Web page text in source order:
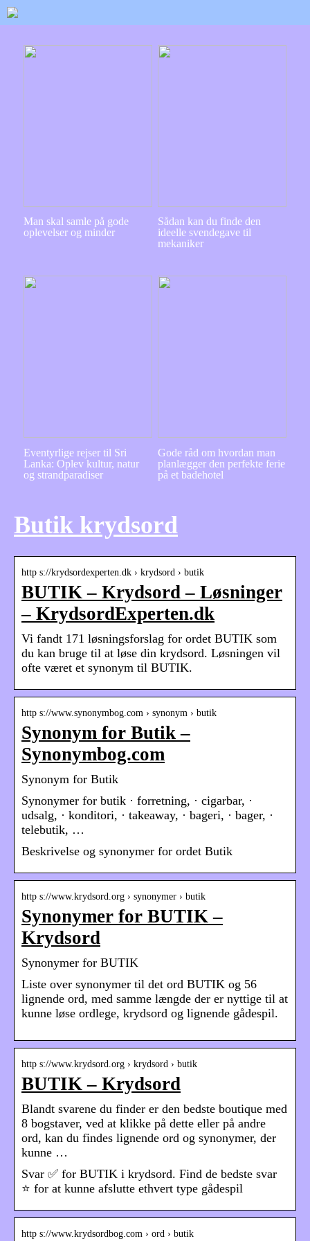
Man skal samle på gode
oplevelser og minder
Sådan kan du finde den
ideelle svendegave til
mekaniker
Eventyrlige rejser til Sri
Lanka: Oplev kultur, natur
og strandparadiser
Gode råd om hvordan man
planlægger den perfekte ferie
på et badehotel
Butik krydsord
http s://krydsordexperten.dk › krydsord › butik
BUTIK – Krydsord – Løsninger
– KrydsordExperten.dk
Vi fandt 171 løsningsforslag for ordet BUTIK som
du kan bruge til at løse din krydsord. Løsningen vil
ofte været et synonym til BUTIK.
http s://www.synonymbog.com › synonym › butik
Synonym for Butik –
Synonymbog.com
Synonym for Butik
Synonymer for butik · forretning, · cigarbar, ·
udsalg, · konditori, · takeaway, · bageri, · bager, ·
telebutik, …
Beskrivelse og synonymer for ordet Butik
http s://www.krydsord.org › synonymer › butik
Synonymer for BUTIK –
Krydsord
Synonymer for BUTIK
Liste over synonymer til det ord BUTIK og 56
lignende ord, med samme længde der er nyttige til at
kunne løse ordlege, krydsord og lignende gådespil.
http s://www.krydsord.org › krydsord › butik
BUTIK – Krydsord
Blandt svarene du finder er den bedste boutique med
8 bogstaver, ved at klikke på dette eller på andre
ord, kan du findes lignende ord og synonymer, der
kunne …
Svar ✅ for BUTIK i krydsord. Find de bedste svar
⭐ for at kunne afslutte ethvert type gådespil
http s://www.krydsordbog.com › ord › butik